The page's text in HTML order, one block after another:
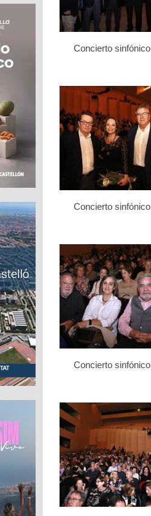
Concierto sinfónico
Concierto sinfónico
Concierto sinfónico